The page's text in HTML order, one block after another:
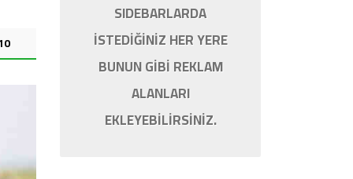
SIDEBARLARDA
İSTEDİĞİNİZ HER YERE
BUNUN GİBİ REKLAM
ALANLARI
EKLEYEBİLİRSİNİZ.